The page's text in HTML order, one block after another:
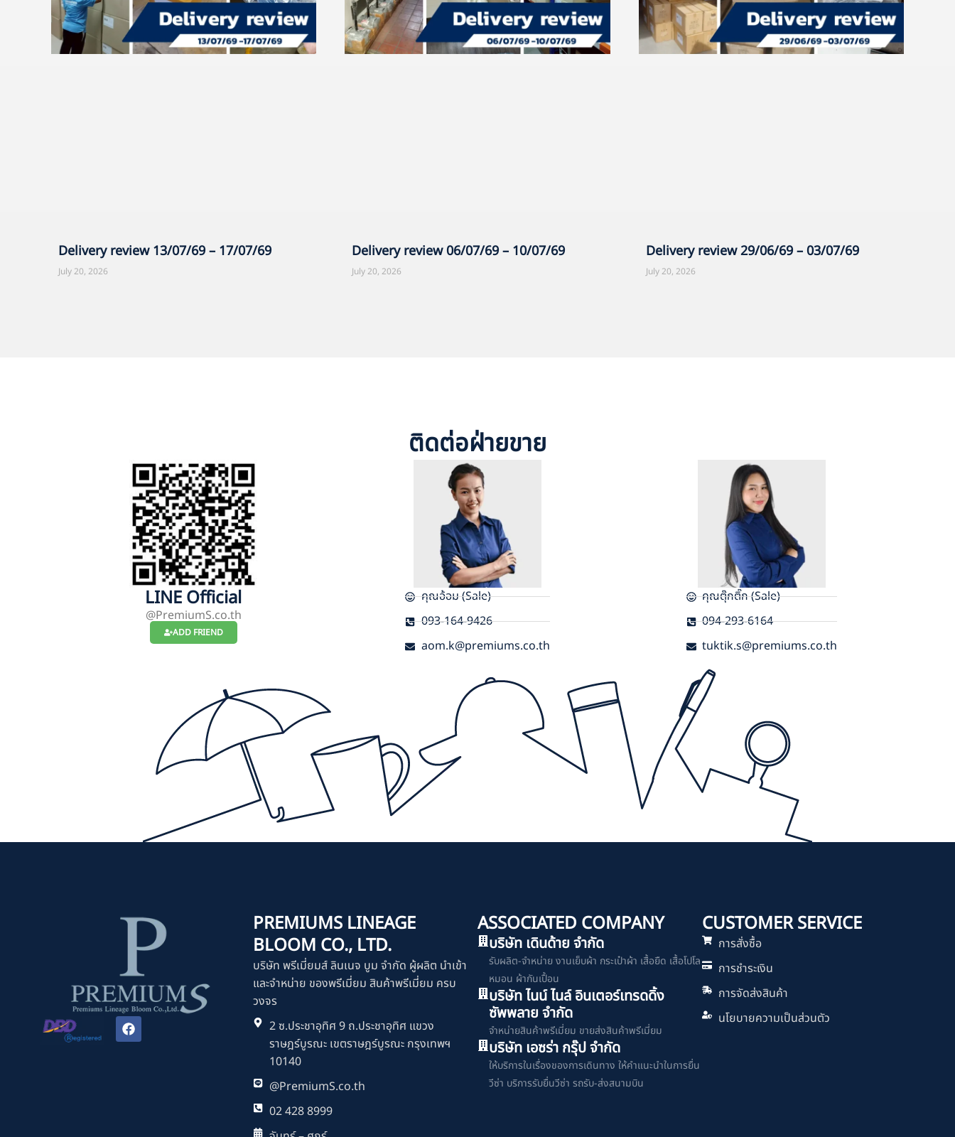
Delivery review 13/07/69 – 17/07/69
July 20, 2026
Delivery review 06/07/69 – 10/07/69
July 20, 2026
Delivery review 29/06/69 – 03/07/69
July 20, 2026
ติดต่อฝ่ายขาย
LINE Official
@PremiumS.co.th
ADD FRIEND
คุณอ้อม (Sale)
093-164-9426
aom.k@premiums.co.th
คุณตุ๊กติ๊ก (Sale)
094-293-6164
tuktik.s@premiums.co.th
F
a
c
PREMIUMS LINEAGE
BLOOM CO., LTD.
บริษัท พรีเมี่ยมส์ ลินเนจ บูม จำกัด ผู้ผลิต นำเข้า
และจำหน่าย ของพรีเมี่ยม สินค้าพรีเมี่ยม ครบ
วงจร
2 ซ.ประชาอุทิศ 9 ถ.ประชาอุทิศ แขวง
ราษฎร์บูรณะ เขตราษฎร์บูรณะ กรุงเทพฯ
10140
@PremiumS.co.th
02 428 8999
ASSOCIATED COMPANY
บริษัท เดินด้าย จำกัด
รับผลิต-จำหน่าย งานเย็บผ้า กระเป๋าผ้า เสื้อยืด เสื้อโปโล
หมอน ผ้ากันเปื้อน
บริษัท ไนน์ ไนล์ อินเตอร์เทรดดิ้ง
ซัพพลาย จำกัด
จำหน่ายสินค้าพรีเมี่ยม ขายส่งสินค้าพรีเมี่ยม
บริษัท เอซร่า กรุ๊ป จำกัด
ให้บริการในเรื่องของการเดินทาง ให้คำแนะนำในการยื่น
วีซ่า บริการรับยื่นวีซ่า รถรับ-ส่งสนามบิน
CUSTOMER SERVICE
การสั่งซื้อ
การชำระเงิน
การจัดส่งสินค้า
นโยบายความเป็นส่วนตัว